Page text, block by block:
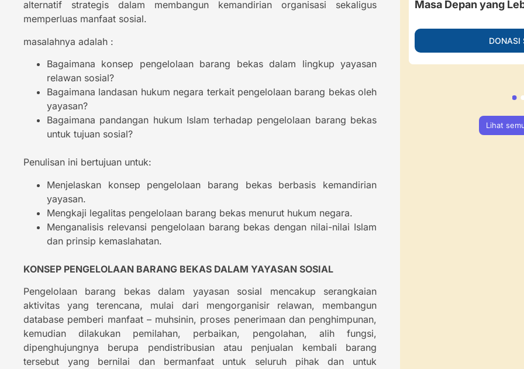
alternatif strategis dalam membangun kemandirian organisasi sekaligus
memperluas manfaat sosial.
masalahnya adalah :
Bagaimana konsep pengelolaan barang bekas dalam lingkup yayasan
relawan sosial?
Bagaimana landasan hukum negara terkait pengelolaan barang bekas oleh
yayasan?
Bagaimana pandangan hukum Islam terhadap pengelolaan barang bekas
untuk tujuan sosial?
Penulisan ini bertujuan untuk:
Menjelaskan konsep pengelolaan barang bekas berbasis kemandirian
yayasan.
Mengkaji legalitas pengelolaan barang bekas menurut hukum negara.
Menganalisis relevansi pengelolaan barang bekas dengan nilai-nilai Islam
dan prinsip kemaslahatan.
KONSEP PENGELOLAAN BARANG BEKAS DALAM YAYASAN SOSIAL
Pengelolaan barang bekas dalam yayasan sosial mencakup serangkaian
aktivitas yang terencana, mulai dari mengorganisir relawan, membangun
database pemberi manfaat – muhsinin, proses penerimaan dan penghimpunan,
kemudian dilakukan pemilahan, perbaikan, pengolahan, alih fungsi,
dipenghujungnya berupa pendistribusian atau penjualan kembali barang
tersebut yang bernilai dan bermanfaat untuk seluruh pihak dan untuk
Tasikmalaya Tak Berdaya Menahan Sakit.
Masa Depan yang
DONASI
Lihat